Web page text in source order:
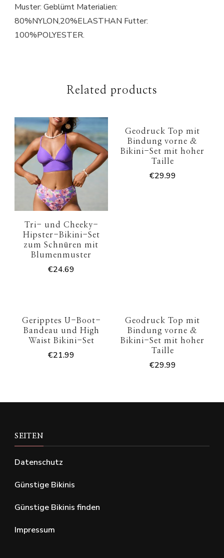
Muster: Geblümt Materialien:
80%NYLON,20%ELASTHAN Futter:
100%POLYESTER.
Related products
Tri- und Cheeky-
Hipster-Bikini-Set
zum Schnüren mit
Blumenmuster
€24.69
Geodruck Top mit
Bindung vorne &
Bikini-Set mit hoher
Taille
€29.99
Geripptes U-Boot-
Bandeau und High
Waist Bikini-Set
€21.99
Geodruck Top mit
Bindung vorne &
Bikini-Set mit hoher
Taille
€29.99
SEITEN
Datenschutz
Günstige Bikinis
Günstige Bikinis finden
Impressum